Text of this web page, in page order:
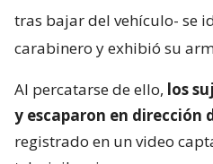
tras bajar del vehículo- se
carabinero y exhibió su
Al percatarse de ello, los
y escaparon en dirección
registrado en un video